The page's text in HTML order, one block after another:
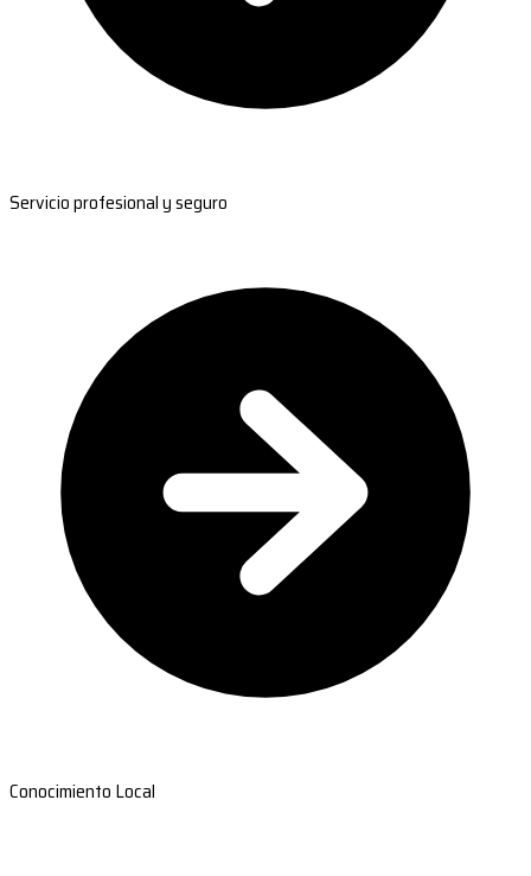
Servicio profesional y seguro
Conocimiento Local